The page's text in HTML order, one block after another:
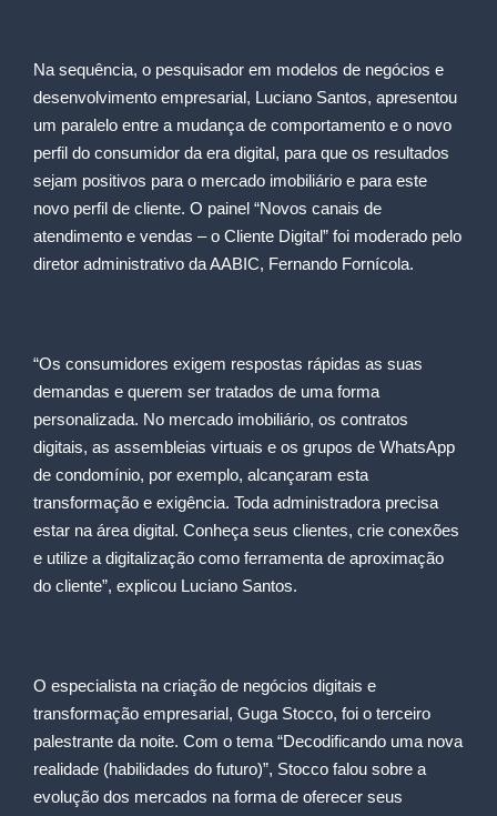
Na sequência, o pesquisador em modelos de negócios e
desenvolvimento empresarial, Luciano Santos, apresentou
um paralelo entre a mudança de comportamento e o novo
perfil do consumidor da era digital, para que os resultados
sejam positivos para o mercado imobiliário e para este
novo perfil de cliente. O painel “Novos canais de
atendimento e vendas – o Cliente Digital” foi moderado pelo
diretor administrativo da AABIC, Fernando Fornícola.
“Os consumidores exigem respostas rápidas as suas
demandas e querem ser tratados de uma forma
personalizada. No mercado imobiliário, os contratos
digitais, as assembleias virtuais e os grupos de WhatsApp
de condomínio, por exemplo, alcançaram esta
transformação e exigência. Toda administradora precisa
estar na área digital. Conheça seus clientes, crie conexões
e utilize a digitalização como ferramenta de aproximação
do cliente”, explicou Luciano Santos.
O especialista na criação de negócios digitais e
transformação empresarial, Guga Stocco, foi o terceiro
palestrante da noite. Com o tema “Decodificando uma nova
realidade (habilidades do futuro)”, Stocco falou sobre a
evolução dos mercados na forma de oferecer seus